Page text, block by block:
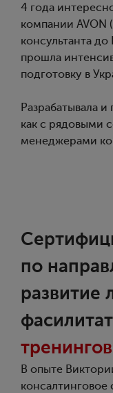
4 года
компании AVON
консультанта
прошла
подготовку в
Разрабатывала
как с рядовыми
менеджерами
по
развитие
В опыте